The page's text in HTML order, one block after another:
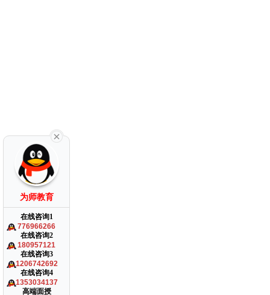
为师教育
在线咨询1
776966266
在线咨询2
180957121
在线咨询3
1206742692
在线咨询4
1353034137
高端面授